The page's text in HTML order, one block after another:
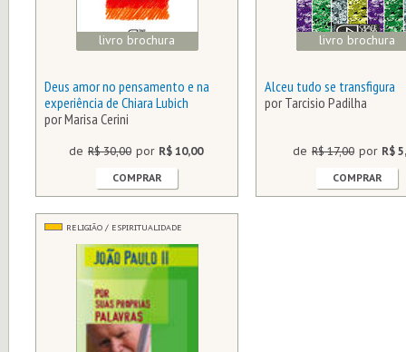
livro brochura
Deus amor no pensamento e na
experiência de Chiara Lubich
por Marisa Cerini
de R$ 30,00 por R$ 10,00
COMPRAR
livro brochura
Alceu tudo se transfigura
por Tarcisio Padilha
de R$ 17,00 por R$
COMPRAR
RELIGIÃO / ESPIRITUALIDADE